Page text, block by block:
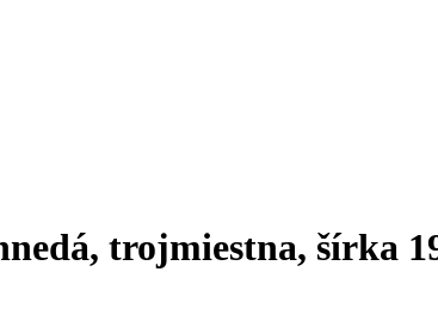
trojmiestna, šírka